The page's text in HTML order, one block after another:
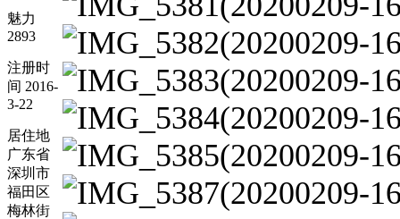
魅力
2893
注册时
间 2016-
3-22
居住地
广东省
深圳市
福田区
梅林街